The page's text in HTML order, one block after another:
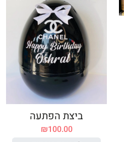
ביצת הפתעה
₪100.00